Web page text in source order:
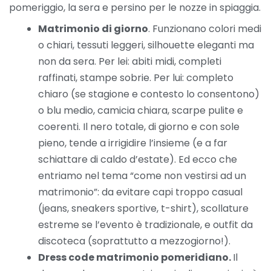
pomeriggio, la sera e persino per le nozze in spiaggia.
Matrimonio di giorno. Funzionano colori medi
o chiari, tessuti leggeri, silhouette eleganti ma
non da sera. Per lei: abiti midi, completi
raffinati, stampe sobrie. Per lui: completo
chiaro (se stagione e contesto lo consentono)
o blu medio, camicia chiara, scarpe pulite e
coerenti. Il nero totale, di giorno e con sole
pieno, tende a irrigidire l’insieme (e a far
schiattare di caldo d’estate). Ed ecco che
entriamo nel tema “come non vestirsi ad un
matrimonio”: da evitare capi troppo casual
(jeans, sneakers sportive, t-shirt), scollature
estreme se l’evento è tradizionale, e outfit da
discoteca (soprattutto a mezzogiorno!).
Dress code matrimonio pomeridiano.Il